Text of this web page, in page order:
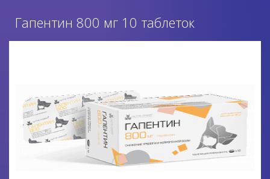
Гапентин 800 мг 10 таблеток